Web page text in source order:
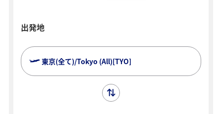
出発地
東京(全て)/Tokyo (All)[TYO]